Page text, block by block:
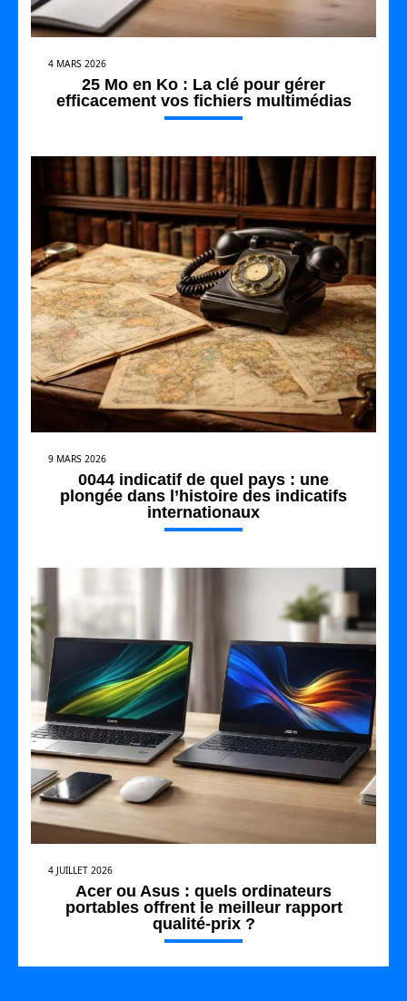
4 MARS 2026
25 Mo en Ko : La clé pour gérer
efficacement vos fichiers multimédias
9 MARS 2026
0044 indicatif de quel pays : une
plongée dans l’histoire des indicatifs
internationaux
4 JUILLET 2026
Acer ou Asus : quels ordinateurs
portables offrent le meilleur rapport
qualité-prix ?